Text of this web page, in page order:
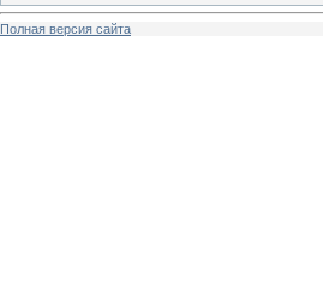
Полная версия сайта